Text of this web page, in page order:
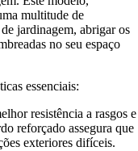
multitude de
jardinagem, abrigar os
no seu espaço
essenciais:
resistência a rasgos e
reforçado assegura que
exteriores difíceis.